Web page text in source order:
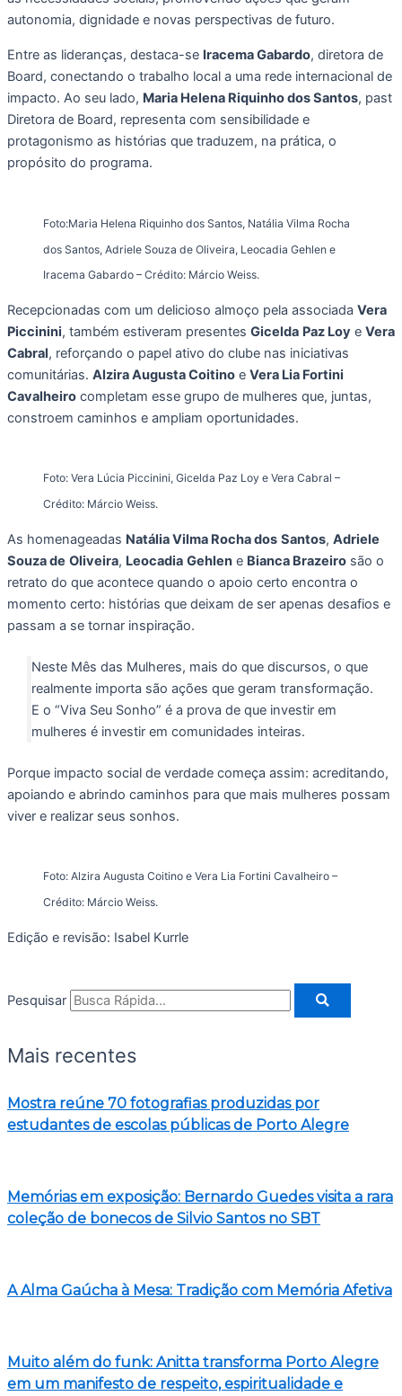
autonomia, dignidade e novas perspectivas de futuro.
Entre as lideranças, destaca-se Iracema Gabardo, diretora de
Board, conectando o trabalho local a uma rede internacional de
impacto. Ao seu lado, Maria Helena Riquinho dos Santos, past
Diretora de Board, representa com sensibilidade e
protagonismo as histórias que traduzem, na prática, o
propósito do programa.
Foto:Maria Helena Riquinho dos Santos, Natália Vilma Rocha
dos Santos, Adriele Souza de Oliveira, Leocadia Gehlen e
Iracema Gabardo – Crédito: Márcio Weiss.
Recepcionadas com um delicioso almoço pela associada Vera
Piccinini, também estiveram presentes Gicelda Paz Loy e Vera
Cabral, reforçando o papel ativo do clube nas iniciativas
comunitárias. Alzira Augusta Coitino e Vera Lia Fortini
Cavalheiro completam esse grupo de mulheres que, juntas,
constroem caminhos e ampliam oportunidades.
Foto: Vera Lúcia Piccinini, Gicelda Paz Loy e Vera Cabral –
Crédito: Márcio Weiss.
As homenageadas Natália Vilma Rocha dos Santos, Adriele
Souza de Oliveira, Leocadia Gehlen e Bianca Brazeiro são o
retrato do que acontece quando o apoio certo encontra o
momento certo: histórias que deixam de ser apenas desafios e
passam a se tornar inspiração.
Neste Mês das Mulheres, mais do que discursos, o que
realmente importa são ações que geram transformação.
E o “Viva Seu Sonho” é a prova de que investir em
mulheres é investir em comunidades inteiras.
Porque impacto social de verdade começa assim: acreditando,
apoiando e abrindo caminhos para que mais mulheres possam
viver e realizar seus sonhos.
Foto: Alzira Augusta Coitino e Vera Lia Fortini Cavalheiro –
Crédito: Márcio Weiss.
Edição e revisão: Isabel Kurrle
Pesquisar
Mais recentes
Mostra reúne 70 fotografias produzidas por
estudantes de escolas públicas de Porto Alegre
Memórias em exposição: Bernardo Guedes visita a rara
coleção de bonecos de Silvio Santos no SBT
A Alma Gaúcha à Mesa: Tradição com Memória Afetiva
Muito além do funk: Anitta transforma Porto Alegre
em um manifesto de respeito, espiritualidade e